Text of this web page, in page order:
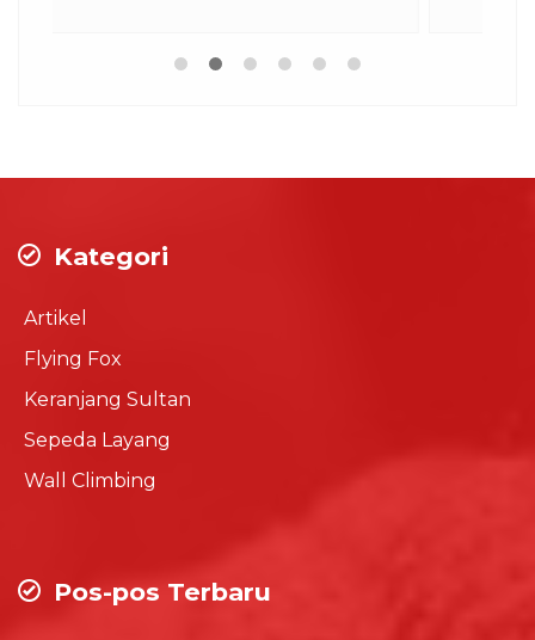
Kategori
Artikel
Flying Fox
Keranjang Sultan
Sepeda Layang
Wall Climbing
Pos-pos Terbaru